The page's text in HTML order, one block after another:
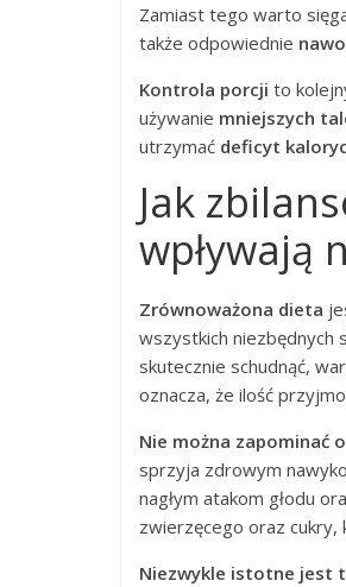
Zamiast tego warto
także odpowiednie
Kontrola porcji to
używanie mniejszych
utrzymać deficyt
Jak
wpływają
Zrównoważona dieta
wszystkich niezbędnych
skutecznie schudnąć,
oznacza, że ilość
Nie można zapominać
sprzyja zdrowym
nagłym atakom głodu
zwierzęcego oraz cukry,
Niezwykle istotne jest